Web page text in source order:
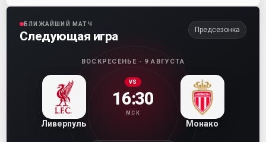
БЛИЖАЙШИЙ МАТЧ
Следующая игра Предсезонка
ВОСКРЕСЕНЬЕ · 9 АВГУСТА
Ливерпуль
VS
16:30
МСК
Монако